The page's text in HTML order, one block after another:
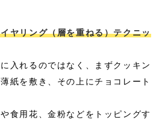
ヤリング（層を重ねる）テクニッ
入れるのではなく、まずクッキン
紙を敷き、その上にチョコレート
食用花、金粉などをトッピングす